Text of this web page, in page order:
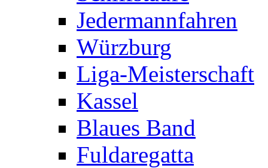
Jedermannfahren
Würzburg
Liga-Meisterschaft
Kassel
Blaues Band
Fuldaregatta